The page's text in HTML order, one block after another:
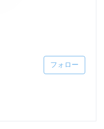
フォロー